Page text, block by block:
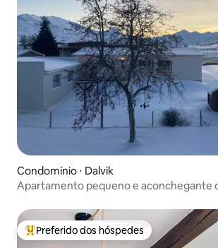
Condomínio ⋅ Dalvik
Apartamento pequeno e aconchegante
Entre os melhores preferidos dos hóspedes
Preferido dos hóspedes